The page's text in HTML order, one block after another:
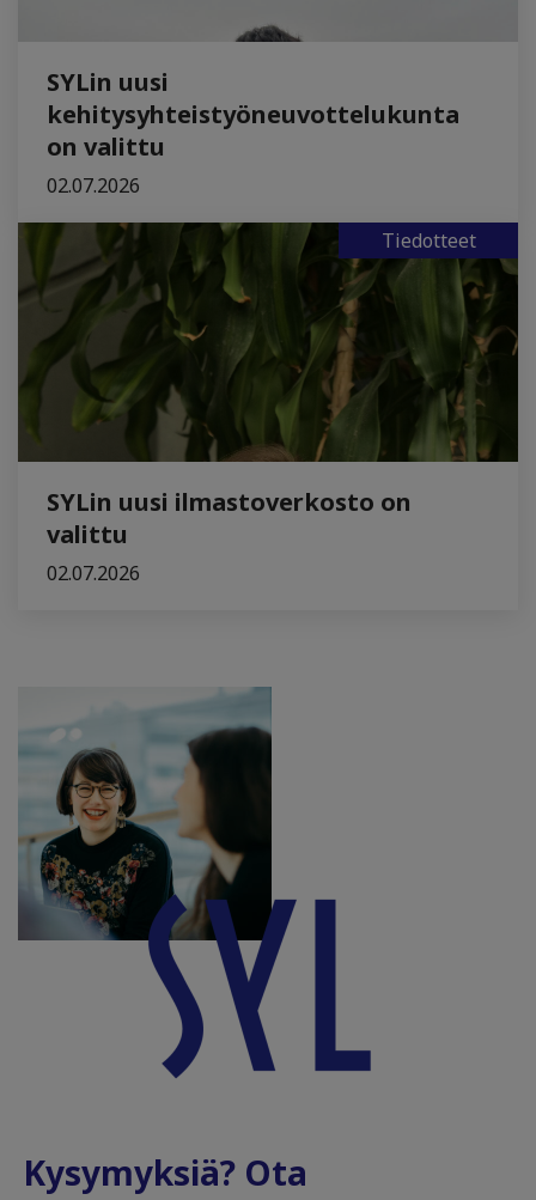
SYLin uusi
kehitysyhteistyöneuvottelukunta
on valittu
02.07.2026
Tiedotteet
SYLin uusi ilmastoverkosto on
valittu
02.07.2026
Kysymyksiä? Ota